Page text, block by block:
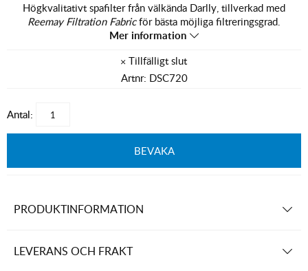
Högkvalitativt spafilter från välkända Darlly, tillverkad med
Reemay Filtration Fabricför bästa möjliga filtreringsgrad.
Mer information
Artnr: DSC720
Antal:
BEVAKA
PRODUKTINFORMATION
LEVERANS OCH FRAKT